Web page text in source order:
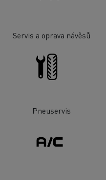
Servis a oprava návěsů
Pneuservis